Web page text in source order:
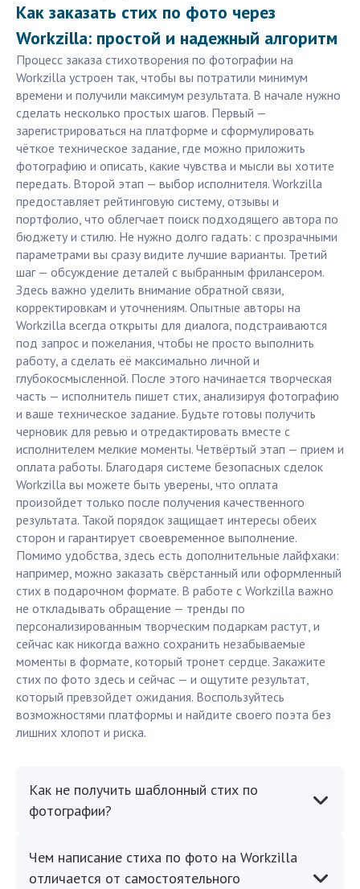
Как заказать стих по фото через
Workzilla: простой и надежный алгоритм
Процесс заказа стихотворения по фотографии на
Workzilla устроен так, чтобы вы потратили минимум
времени и получили максимум результата. В начале нужно
сделать несколько простых шагов. Первый —
зарегистрироваться на платформе и сформулировать
чёткое техническое задание, где можно приложить
фотографию и описать, какие чувства и мысли вы хотите
передать. Второй этап — выбор исполнителя. Workzilla
предоставляет рейтинговую систему, отзывы и
портфолио, что облегчает поиск подходящего автора по
бюджету и стилю. Не нужно долго гадать: с прозрачными
параметрами вы сразу видите лучшие варианты. Третий
шаг — обсуждение деталей с выбранным фрилансером.
Здесь важно уделить внимание обратной связи,
корректировкам и уточнениям. Опытные авторы на
Workzilla всегда открыты для диалога, подстраиваются
под запрос и пожелания, чтобы не просто выполнить
работу, а сделать её максимально личной и
глубокосмысленной. После этого начинается творческая
часть — исполнитель пишет стих, анализируя фотографию
и ваше техническое задание. Будьте готовы получить
черновик для ревью и отредактировать вместе с
исполнителем мелкие моменты. Четвёртый этап — прием и
оплата работы. Благодаря системе безопасных сделок
Workzilla вы можете быть уверены, что оплата
произойдет только после получения качественного
результата. Такой порядок защищает интересы обеих
сторон и гарантирует своевременное выполнение.
Помимо удобства, здесь есть дополнительные лайфхаки:
например, можно заказать свёрстанный или оформленный
стих в подарочном формате. В работе с Workzilla важно
не откладывать обращение — тренды по
персонализированным творческим подаркам растут, и
сейчас как никогда важно сохранить незабываемые
моменты в формате, который тронет сердце. Закажите
стих по фото здесь и сейчас — и ощутите результат,
который превзойдет ожидания. Воспользуйтесь
возможностями платформы и найдите своего поэта без
лишних хлопот и риска.
Как не получить шаблонный стих по
фотографии?
Чем написание стиха по фото на Workzilla
отличается от самостоятельного